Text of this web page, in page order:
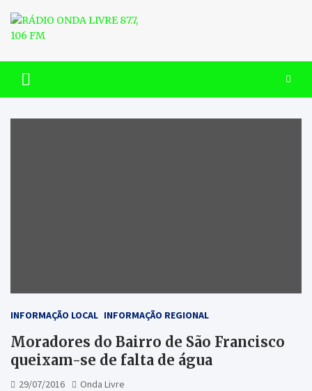
content
RÁDIO ONDA LIVRE 87.7, 106
FM
INFORMAÇÃO LOCAL INFORMAÇÃO REGIONAL
Moradores do Bairro de São Francisco
queixam-se de falta de água
29/07/2016 Onda Livre